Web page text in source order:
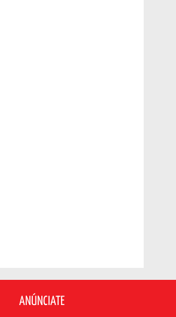
ANÚNCIATE